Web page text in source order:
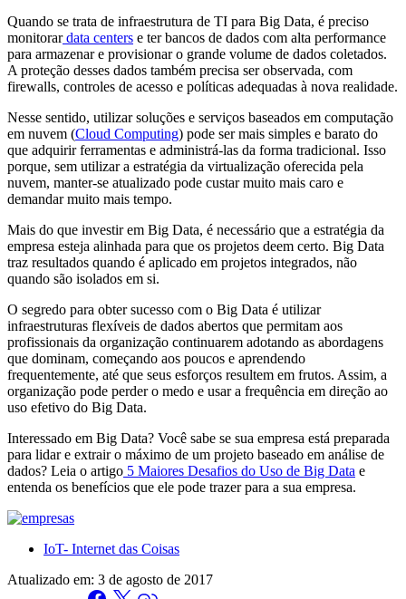
Quando se trata de infraestrutura de TI para Big Data, é preciso
monitorar data centers e ter bancos de dados com alta performance
para armazenar e provisionar o grande volume de dados coletados.
A proteção desses dados também precisa ser observada, com
firewalls, controles de acesso e políticas adequadas à nova realidade.
Nesse sentido, utilizar soluções e serviços baseados em computação
em nuvem (Cloud Computing) pode ser mais simples e barato do
que adquirir ferramentas e administrá-las da forma tradicional. Isso
porque, sem utilizar a estratégia da virtualização oferecida pela
nuvem, manter-se atualizado pode custar muito mais caro e
demandar muito mais tempo.
Mais do que investir em Big Data, é necessário que a estratégia da
empresa esteja alinhada para que os projetos deem certo. Big Data
traz resultados quando é aplicado em projetos integrados, não
quando são isolados em si.
O segredo para obter sucesso com o Big Data é utilizar
infraestruturas flexíveis de dados abertos que permitam aos
profissionais da organização continuarem adotando as abordagens
que dominam, começando aos poucos e aprendendo
frequentemente, até que seus esforços resultem em frutos. Assim, a
organização pode perder o medo e usar a frequência em direção ao
uso efetivo do Big Data.
Interessado em Big Data? Você sabe se sua empresa está preparada
para lidar e extrair o máximo de um projeto baseado em análise de
dados? Leia o artigo 5 Maiores Desafios do Uso de Big Data e
entenda os benefícios que ele pode trazer para a sua empresa.
IoT- Internet das Coisas
Atualizado em: 3 de agosto de 2017